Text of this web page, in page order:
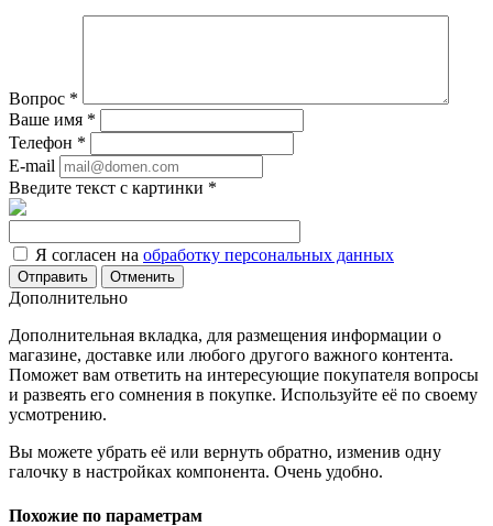
Вопрос *
Ваше имя *
Телефон *
E-mail
Введите текст с картинки *
Я согласен на обработку персональных данных
Отменить
Дополнительно
Дополнительная вкладка, для размещения информации о
магазине, доставке или любого другого важного контента.
Поможет вам ответить на интересующие покупателя вопросы
и развеять его сомнения в покупке. Используйте её по своему
усмотрению.
Вы можете убрать её или вернуть обратно, изменив одну
галочку в настройках компонента. Очень удобно.
Похожие по параметрам